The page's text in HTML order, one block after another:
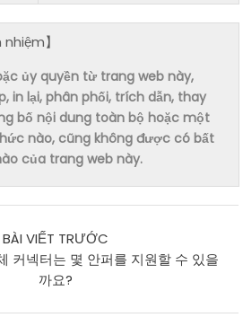
】
ủy quyền từ trang web này,
in lại, phân phối, trích dẫn, thay
bố nội dung toàn bộ hoặc một
nào, cũng không được có bất
của trang web này.
BÀI VIẾT TRƯỚC
커넥터는 몇 안퍼를 지원할 수 있을
까요?